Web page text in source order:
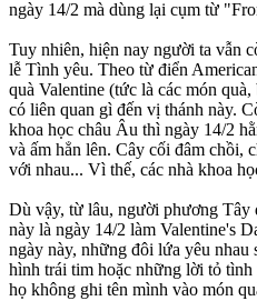
ngày 14/2 mà dùng lại cụm từ
Tuy nhiên, hiện nay người ta vẫn
lễ Tình yêu. Theo từ điển
quà Valentine (tức là các món
có liên quan gì đến vị thánh này.
khoa học châu Âu thì ngày 14/2
và ấm hẳn lên. Cây cối đâm chồi,
với nhau... Vì thế, các nhà khoa
Dù vậy, từ lâu, người phương Tây
này là ngày 14/2 làm Valentine's
ngày này, những đôi lứa yêu nhau
hình trái tim hoặc những lời tỏ
họ không ghi tên mình vào món